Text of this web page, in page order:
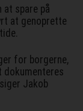
spare på
at genoprette
for borgerne,
dokumenteres
Jakob